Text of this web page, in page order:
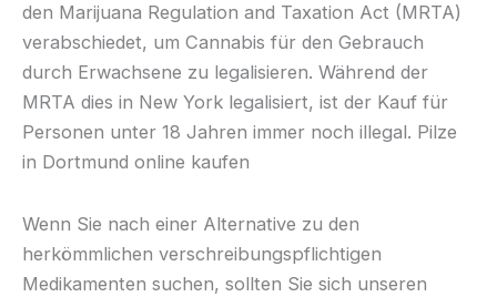
den Marijuana Regulation and Taxation Act (MRTA)
verabschiedet, um Cannabis für den Gebrauch
durch Erwachsene zu legalisieren. Während der
MRTA dies in New York legalisiert, ist der Kauf für
Personen unter 18 Jahren immer noch illegal. Pilze
in Dortmund online kaufen
Wenn Sie nach einer Alternative zu den
herkömmlichen verschreibungspflichtigen
Medikamenten suchen, sollten Sie sich unseren